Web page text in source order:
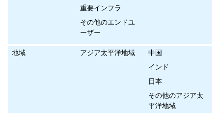
重要インフラ
その他のエンドユ
ーザー
地域 アジア太平洋地域
中国
インド
日本
その他のアジア太
平洋地域